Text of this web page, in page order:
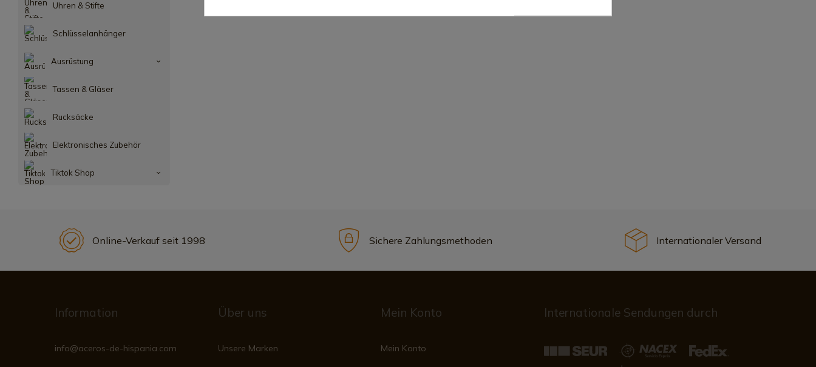
Uhren & Stifte
Schlüsselanhänger
Ausrüstung
Tassen & Gläser
Rucksäcke
Elektronisches Zubehör
Tiktok Shop
Online-Verkauf seit 1998 Sichere Zahlungsmethoden Internationaler Versand
Information
info@aceros-de-hispania.com
Über uns
Unsere Marken
Mein Konto
Mein Konto
Internationale Sendungen durch